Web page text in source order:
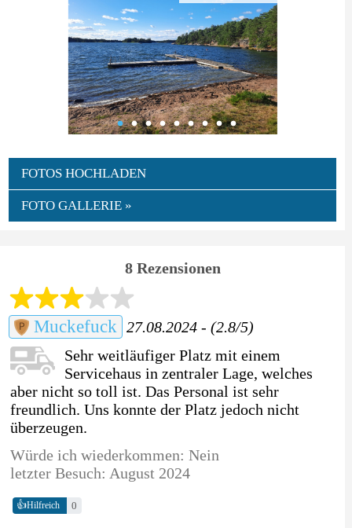
FOTOS HOCHLADEN
FOTO GALLERIE »
8 Rezensionen
Muckefuck 27.08.2024 - (2.8/5)
Sehr weitläufiger Platz mit einem
Servicehaus in zentraler Lage, welches
aber nicht so toll ist. Das Personal ist sehr
freundlich. Uns konnte der Platz jedoch nicht
überzeugen.
Würde ich wiederkommen: Nein
letzter Besuch: August 2024
👍Hilfreich 0